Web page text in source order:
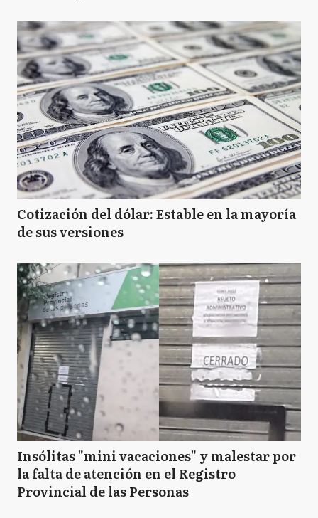
Cotización del dólar: Estable en la mayoría
de sus versiones
Insólitas "mini vacaciones" y malestar por
la falta de atención en el Registro
Provincial de las Personas